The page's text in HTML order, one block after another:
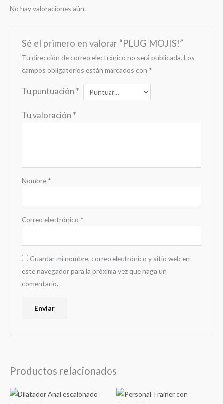
No hay valoraciones aún.
Sé el primero en valorar “PLUG MOJIS!”
Tu dirección de correo electrónico no será publicada. Los
campos obligatorios están marcados con *
Tu puntuación *
Tu valoración *
Nombre *
Correo electrónico *
Guardar mi nombre, correo electrónico y sitio web en
este navegador para la próxima vez que haga un
comentario.
Productos relacionados